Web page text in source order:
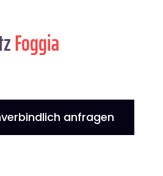
Foggia
anfragen